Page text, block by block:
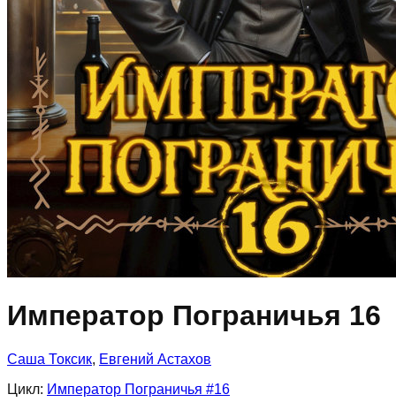
Император Пограничья 16
Саша Токсик, Евгений Астахов
Цикл: Император Пограничья #16